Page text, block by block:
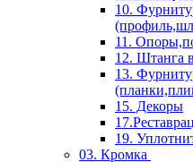
10.
11.
12. Штанга
13.
15. Декоры
19.
03. Кромка